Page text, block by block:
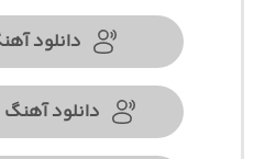
دانلود
دانلود